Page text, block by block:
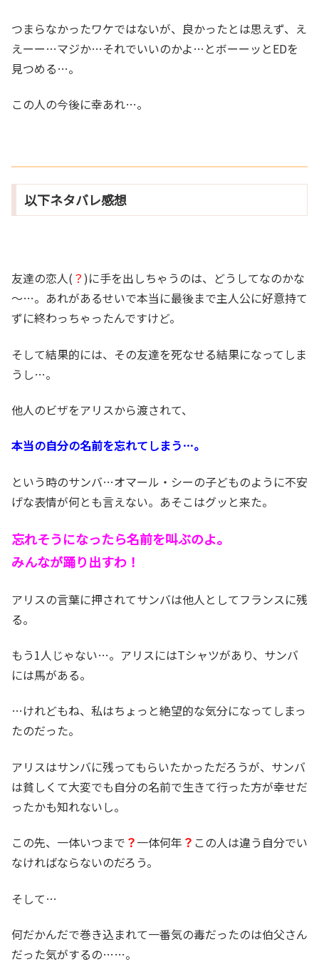
つまらなかったワケではないが、良かったとは思えず、え
えーー…マジか…それでいいのかよ…とボーーッとEDを
見つめる…。
この人の今後に幸あれ…。
以下ネタバレ感想
友達の恋人( ？)に手を出しちゃうのは、どうしてなのかな
～…。あれがあるせいで本当に最後まで主人公に好意持て
ずに終わっちゃったんですけど。
そして結果的には、その友達を死なせる結果になってしま
うし…。
他人のビザをアリスから渡されて、
本当の自分の名前を忘れてしまう…。
という時のサンバ…オマール・シーの子どものように不安
げな表情が何とも言えない。あそこはグッと来た。
忘れそうになったら名前を叫ぶのよ。
みんなが踊り出すわ！
アリスの言葉に押されてサンバは他人としてフランスに残
る。
もう1人じゃない…。アリスにはTシャツがあり、サンバ
には馬がある。
…けれどもね、私はちょっと絶望的な気分になってしまっ
たのだった。
アリスはサンバに残ってもらいたかっただろうが、サンバ
は貧しくて大変でも自分の名前で生きて行った方が幸せだ
ったかも知れないし。
この先、一体いつまで ？一体何年 ？ この人は違う自分でい
なければならないのだろう。
そして…
何だかんだで巻き込まれて一番気の毒だったのは伯父さん
だった気がするの……。